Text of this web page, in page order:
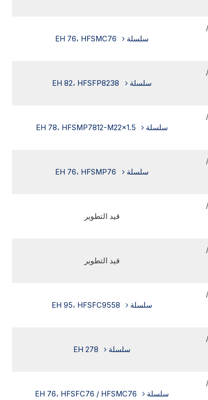
سلسلة EH 76، HFSMC76
سلسلة EH 82، HFSFP8238
سلسلة EH 78، HFSMP7812-M22x1.5
سلسلة EH 76، HFSMP76
قيد التطوير
قيد التطوير
سلسلة EH 95، HFSFC9558
سلسلة EH 278
سلسلة EH 76، HFSFC76 / HFSMC76